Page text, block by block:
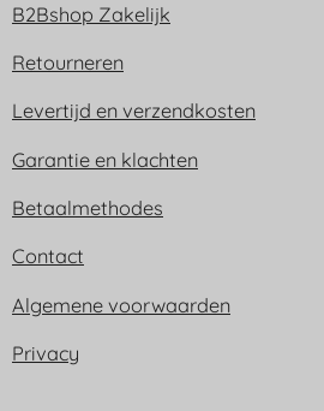
B2Bshop Zakelijk
Retourneren
Levertijd en verzendkosten
Garantie en klachten
Betaalmethodes
Contact
Algemene voorwaarden
Privacy